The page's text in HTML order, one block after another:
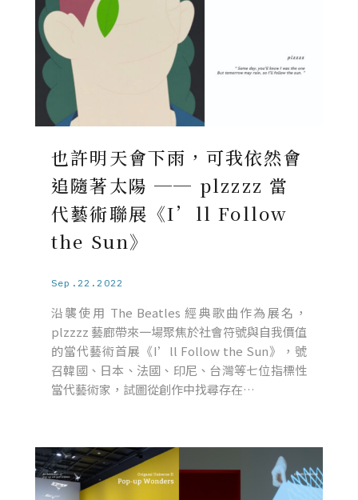
也許明天會下雨，可我依然會
追隨著太陽 ── plzzzz 當
代藝術聯展《I’ll Follow
the Sun》
Sep.22.2022
沿襲使用 The Beatles 經典歌曲作為展名，
plzzzz 藝廊帶來一場聚焦於社會符號與自我價值
的當代藝術首展《I’ll Follow the Sun》，號
召韓國、日本、法國、印尼、台灣等七位指標性
當代藝術家，試圖從創作中找尋存在…